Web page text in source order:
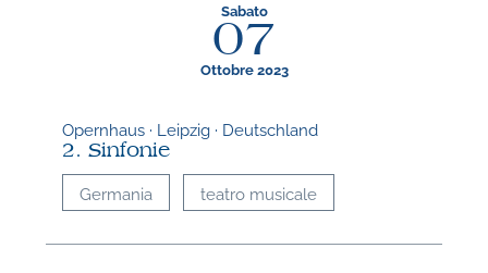
Sabato
07
Ottobre 2023
Opernhaus · Leipzig · Deutschland
2. Sinfonie
Germania teatro musicale